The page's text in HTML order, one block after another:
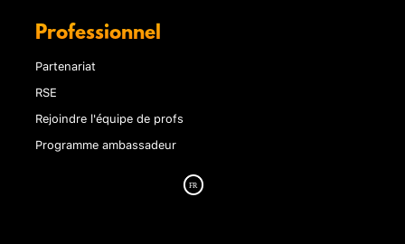
Professionnel
Partenariat
RSE
Rejoindre l'équipe de profs
Programme ambassadeur